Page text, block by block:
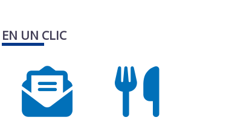
EN UN CLIC